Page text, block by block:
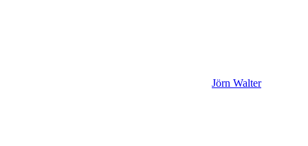
Jörn Walter